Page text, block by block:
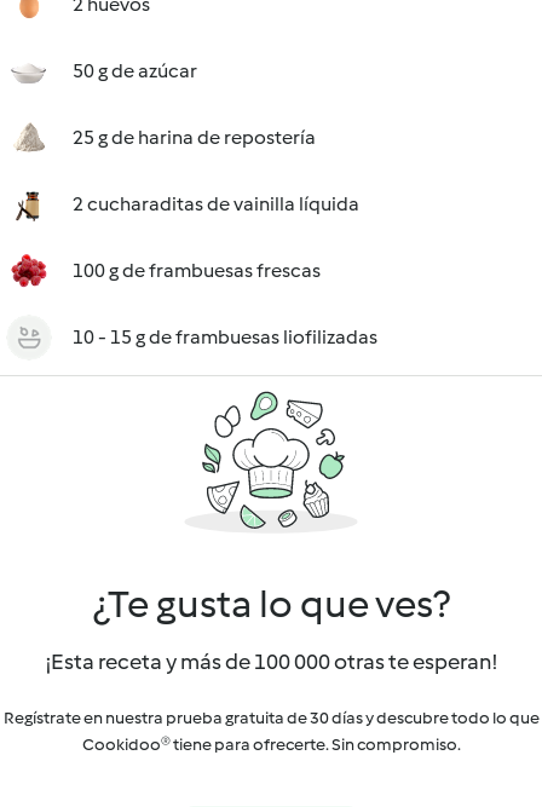
50 g de azúcar
25 g de harina de repostería
2 cucharaditas de vainilla líquida
100 g de frambuesas frescas
10 - 15 g de frambuesas liofilizadas
¿Te gusta lo que ves?
¡Esta receta y más de 100 000 otras te esperan!
Regístrate en nuestra prueba gratuita de 30 días y descubre todo lo que
Cookidoo® tiene para ofrecerte. Sin compromiso.